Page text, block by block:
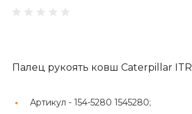
Палец рукоять ковш Caterpillar ITR
Артикул - 154-5280 1545280;